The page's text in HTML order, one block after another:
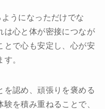
うになっただけでな
は心と体が密接につなが
とで心も安定し、心が安
。
を認め、頑張りを褒める
を積み重ねることで、